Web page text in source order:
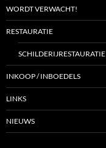
WORDT VERWACHT!
RESTAURATIE
SCHILDERIJRESTAURATIE
INKOOP / INBOEDELS
LINKS
NIEUWS